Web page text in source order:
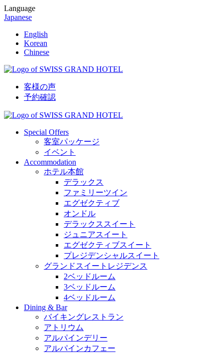
Language
Japanese
English
Korean
Chinese
客様の声
予約確認
Special Offers
客室パッケージ
イベント
Accommodation
ホテル本館
デラックス
ファミリーツイン
エグゼクティブ
オンドル
デラックススイート
ジュニアスイート
エグゼクティブスイート
プレジデンシャルスイート
グランドスイートレジデンス
2ベッドルーム
3ベッドルーム
4ベッドルーム
Dining & Bar
バイキングレストラン
アトリウム
アルパインデリー
アルパインカフェー